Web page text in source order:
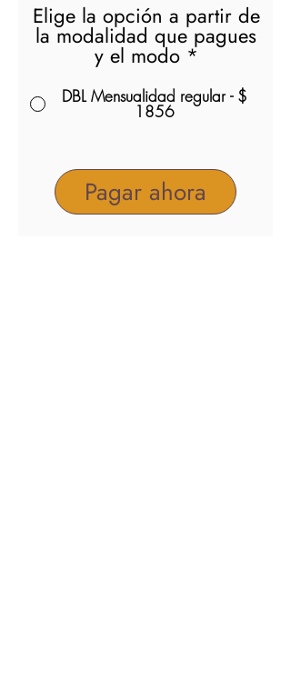
Elige la opción a partir de
la modalidad que pagues
y el modo *
DBL Mensualidad regular - $
1856
Pagar ahora